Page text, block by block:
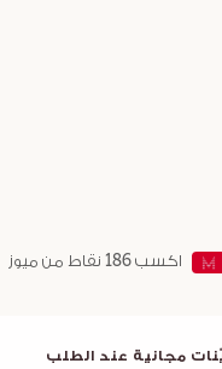
اكسب186 نقاط من ميوز